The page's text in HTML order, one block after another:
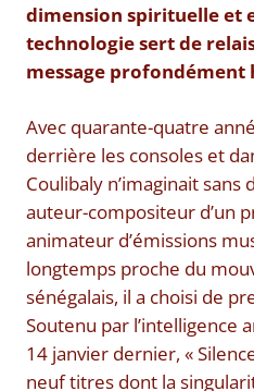
dimension spirituelle et
technologie sert de
message profondément
Avec quarante-quatre
derrière les consoles et
Coulibaly n’imaginait sans
auteur-compositeur d’un
animateur d’émissions
longtemps proche du
sénégalais, il a choisi de
Soutenu par l’intelligence
14 janvier dernier, «
neuf titres dont la